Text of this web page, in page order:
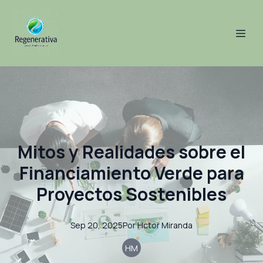
Mitos y Realidades sobre el
Financiamiento Verde para
Proyectos Sostenibles
Sep 20, 2025PorHctorMiranda
HM